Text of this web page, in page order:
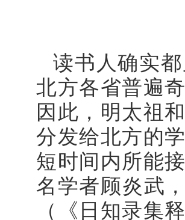
读书人确实
北方各省普遍
因此，明太祖
分发给北方的学
短时间内所能
名学者顾炎武
（《日知录集